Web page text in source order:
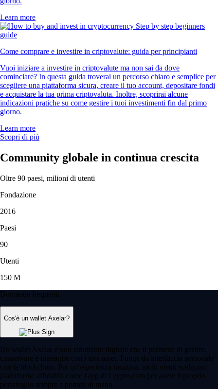
Learn more
Come comprare e investire in criptovalute: guida per principianti
Vuoi iniziare a investire in criptovalute ma non sai da dove
cominciare? In questa guida troverai un percorso chiaro e semplice per
scegliere una piattaforma sicura, creare il tuo account, depositare fondi
e acquistare la tua prima criptovaluta. Inoltre, scoprirai alcune
indicazioni pratiche su come gestire i tuoi investimenti fin dal primo
giorno.
Learn more
Scopri di più
Community globale in continua crescita
Oltre 90 paesi, milioni di utenti
Fondazione
2016
Paesi
90
Utenti
150 M
Domande frequenti
Cos'è un wallet Axelar?
Un wallet Axelar è uno strumento digitale che ti permette di gestire,
conservare e interagire con i tuoi asset. Funge da interfaccia personale
con la blockchain. Per un'esperienza intuitiva, molti utenti scelgono
piattaforme affidabili come l'app di Crypto.com per avere il proprio
portafoglio sempre a portata di mano.